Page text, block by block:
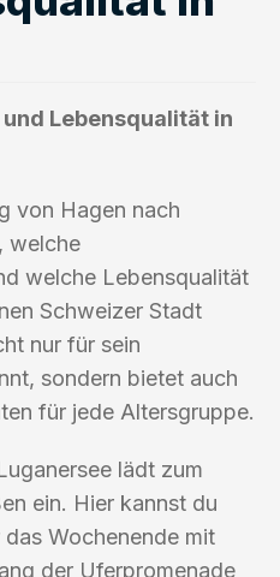
Lebensqualität in
von Hagen nach
welche
welche Lebensqualität
Schweizer Stadt
nur für sein
sondern bietet auch
für jede Altersgruppe.
lädt zum
ein. Hier kannst du
Wochenende mit
der Uferpromenade